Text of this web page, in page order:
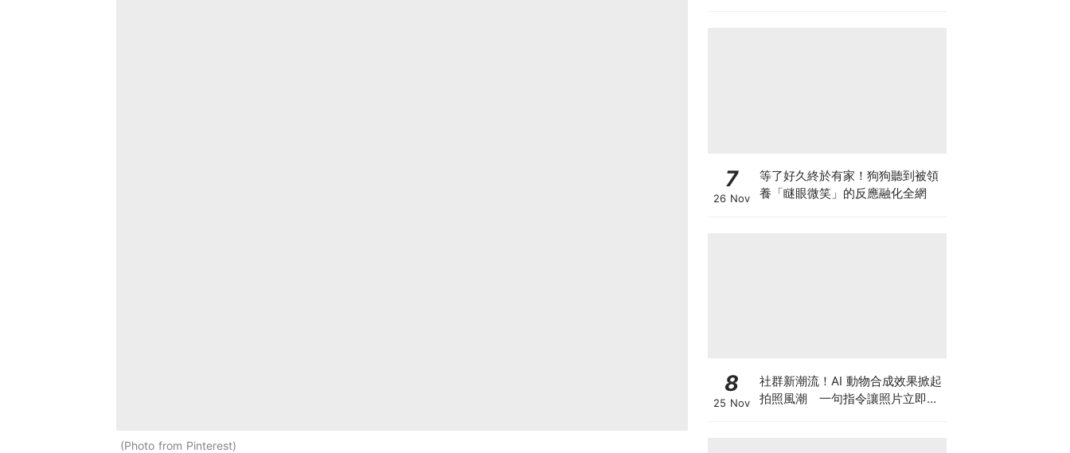
Photo from Pinterest
7
26 Nov
等了好久終於有家！狗狗聽到被領
養「瞇眼微笑」的反應融化全網
8
25 Nov
社群新潮流！AI 動物合成效果掀起
拍照風潮 一句指令讓照片立即升